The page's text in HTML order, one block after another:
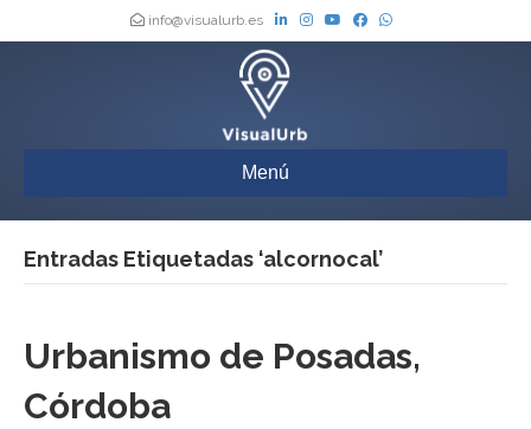
info@visualurb.es
Menú
Entradas Etiquetadas ‘alcornocal’
Urbanismo de Posadas,
Córdoba